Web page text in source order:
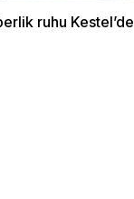
ruhu Kestel’de